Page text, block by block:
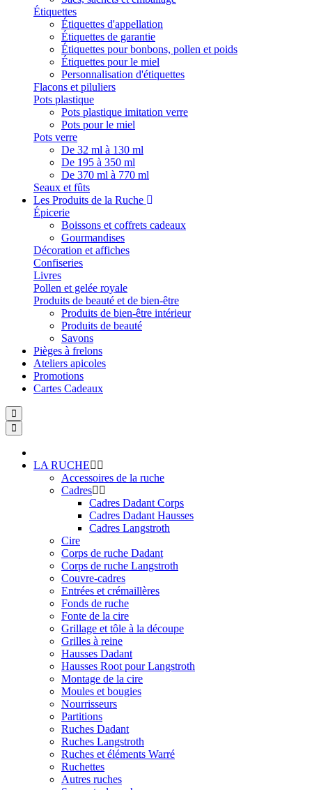
Étiquettes
Étiquettes d'appellation
Étiquettes de garantie
Étiquettes pour bonbons, pollen et poids
Étiquettes pour le miel
Personnalisation d'étiquettes
Flacons et piluliers
Pots plastique
Pots plastique imitation verre
Pots pour le miel
Pots verre
De 32 ml à 130 ml
De 195 à 350 ml
De 370 ml à 770 ml
Seaux et fûts
Les Produits de la Ruche
Épicerie
Boissons et coffrets cadeaux
Gourmandises
Décoration et affiches
Confiseries
Livres
Pollen et gelée royale
Produits de beauté et de bien-être
Produits de bien-être intérieur
Produits de beauté
Savons
Pièges à frelons
Ateliers apicoles
Promotions
Cartes Cadeaux
LA RUCHE
Accessoires de la ruche
Cadres
Cadres Dadant Corps
Cadres Dadant Hausses
Cadres Langstroth
Cire
Corps de ruche Dadant
Corps de ruche Langstroth
Couvre-cadres
Entrées et crémaillères
Fonds de ruche
Fonte de la cire
Grillage et tôle à la découpe
Grilles à reine
Hausses Dadant
Hausses Root pour Langstroth
Montage de la cire
Moules et bougies
Nourrisseurs
Partitions
Ruches Dadant
Ruches Langstroth
Ruches et éléments Warré
Ruchettes
Autres ruches